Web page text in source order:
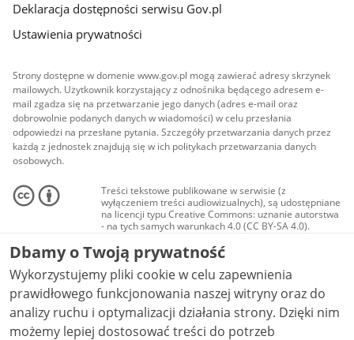
Deklaracja dostępności serwisu Gov.pl
Ustawienia prywatności
Strony dostępne w domenie www.gov.pl mogą zawierać adresy skrzynek
mailowych. Użytkownik korzystający z odnośnika będącego adresem e-
mail zgadza się na przetwarzanie jego danych (adres e-mail oraz
dobrowolnie podanych danych w wiadomości) w celu przesłania
odpowiedzi na przesłane pytania. Szczegóły przetwarzania danych przez
każdą z jednostek znajdują się w ich politykach przetwarzania danych
osobowych.
Treści tekstowe publikowane w serwisie (z
wyłączeniem treści audiowizualnych), są udostępniane
na licencji typu Creative Commons: uznanie autorstwa
- na tych samych warunkach 4.0 (CC BY-SA 4.0).
Materiały audiowizualne, w tym zdjęcia, materiały
audio i wideo, są udostępniane na licencji typu
Creative Commons: uznanie autorstwa użycie
niekomercyjne - bez utworów zależnych 4.0 (CC BY-
NC-ND 4.0), o ile nie jest to stwierdzone inaczej.
Dbamy o Twoją prywatność
Wykorzystujemy pliki cookie w celu zapewnienia
prawidłowego funkcjonowania naszej witryny oraz do
analizy ruchu i optymalizacji działania strony. Dzięki nim
możemy lepiej dostosować treści do potrzeb